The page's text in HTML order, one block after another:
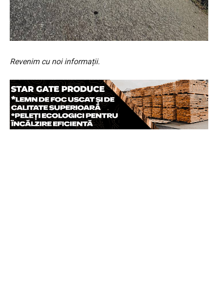
Revenim cu noi informații.